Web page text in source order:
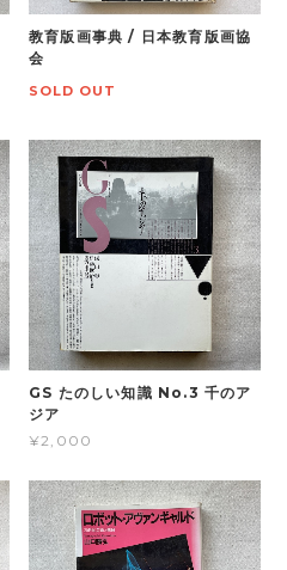
教育版画事典 / 日本教育版画協
会
SOLD OUT
GS たのしい知識 No.3 千のア
ジア
¥2,000